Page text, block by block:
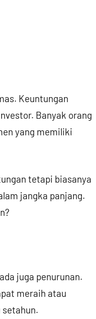
Keuntungan
Banyak orang
yang memiliki
tetapi biasanya
jangka panjang.
juga penurunan.
meraih atau
setahun.